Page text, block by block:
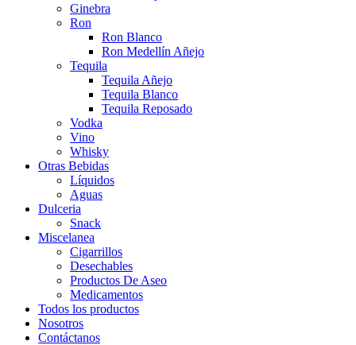
Ginebra
Ron
Ron Blanco
Ron Medellín Añejo
Tequila
Tequila Añejo
Tequila Blanco
Tequila Reposado
Vodka
Vino
Whisky
Otras Bebidas
Líquidos
Aguas
Dulceria
Snack
Miscelanea
Cigarrillos
Desechables
Productos De Aseo
Medicamentos
Todos los productos
Nosotros
Contáctanos